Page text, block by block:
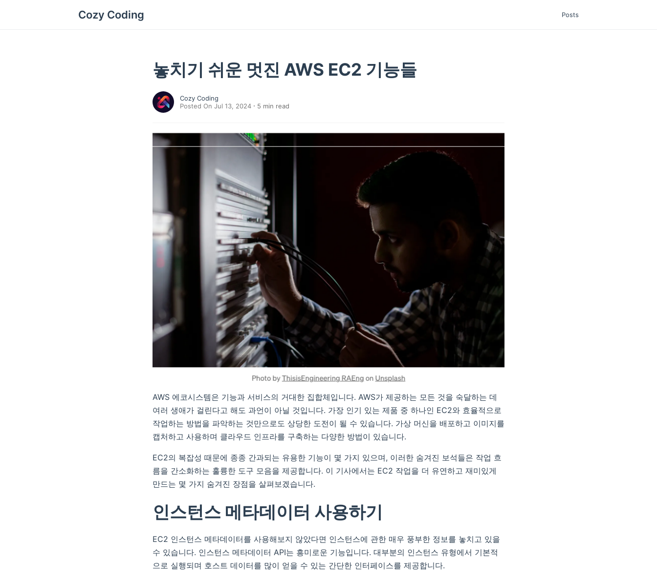
Cozy Coding Posts
놓치기 쉬운 멋진 AWS EC2 기능들
Cozy Coding
Posted On Jul 13, 2024
5 min read
AWS 에코시스템은 기능과 서비스의 거대한 집합체입니다. AWS가 제공하는 모든 것을 숙달하는 데
여러 생애가 걸린다고 해도 과언이 아닐 것입니다. 가장 인기 있는 제품 중 하나인 EC2와 효율적으로
작업하는 방법을 파악하는 것만으로도 상당한 도전이 될 수 있습니다. 가상 머신을 배포하고 이미지를
캡처하고 사용하며 클라우드 인프라를 구축하는 다양한 방법이 있습니다.
EC2의 복잡성 때문에 종종 간과되는 유용한 기능이 몇 가지 있으며, 이러한 숨겨진 보석들은 작업 흐
름을 간소화하는 훌륭한 도구 모음을 제공합니다. 이 기사에서는 EC2 작업을 더 유연하고 재미있게
만드는 몇 가지 숨겨진 장점을 살펴보겠습니다.
인스턴스 메타데이터 사용하기
EC2 인스턴스 메타데이터를 사용해보지 않았다면 인스턴스에 관한 매우 풍부한 정보를 놓치고 있을
수 있습니다. 인스턴스 메타데이터 API는 흥미로운 기능입니다. 대부분의 인스턴스 유형에서 기본적
으로 실행되며 호스트 데이터를 많이 얻을 수 있는 간단한 인터페이스를 제공합니다.